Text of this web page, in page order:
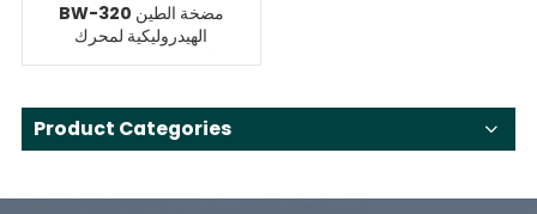
BW-320 مضخة الطين
الهيدروليكية لمحرك
الأقراص الصلبة 35 طن
Product Categories